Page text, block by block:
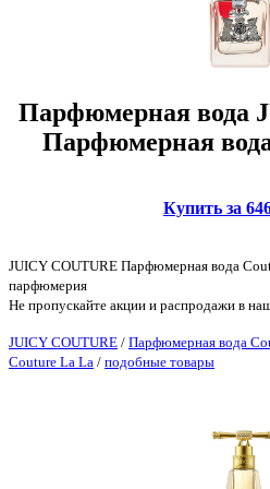
Парфюмерная вода
Парфюмерная
Купить за
JUICY COUTURE Парфюмерная вода
парфюмерия
Не пропускайте акции и распродажи в
JUICY COUTURE / Парфюмерная вода
Couture La La / подобные товары